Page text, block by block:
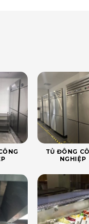
TỦ ĐÔNG
NGHIỆP